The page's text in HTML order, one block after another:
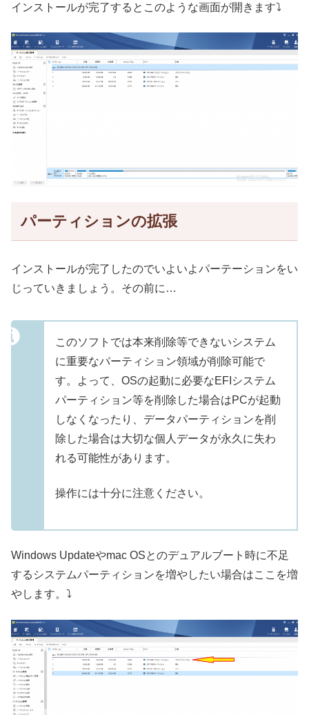
インストールが完了するとこのような画面が開きます⤵
パーティションの拡張
インストールが完了したのでいよいよパーテーションをい
じっていきましょう。その前に…
このソフトでは本来削除等できないシステム
に重要なパーティション領域が削除可能で
す。よって、OSの起動に必要なEFIシステム
パーティション等を削除した場合はPCが起動
しなくなったり、データパーティションを削
除した場合は大切な個人データが永久に失わ
れる可能性があります。
操作には十分に注意ください。
Windows Updateやmac OSとのデュアルブート時に不足
するシステムパーティションを増やしたい場合はここを増
やします。⤵